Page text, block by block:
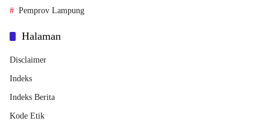
Pemprov Lampung
Halaman
Disclaimer
Indeks
Indeks Berita
Kode Etik